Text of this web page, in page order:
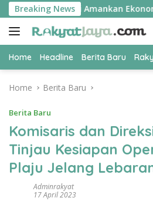
Skip
to
content
Breaking News
Jadi Kunci Amankan Ekonomi
Home Headline Berita Baru
Home Berita Baru
Berita Baru
Komisaris dan
Tinjau Kesiapan
Plaju Jelang
Adminrakyat
17 April 2023